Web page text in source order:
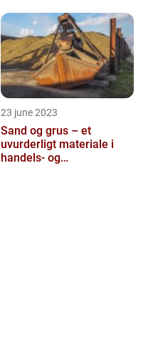
23 june 2023
Sand og grus – et
uvurderligt materiale i
handels- og